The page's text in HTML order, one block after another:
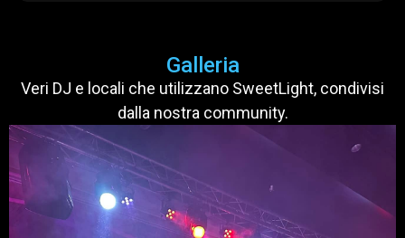
Galleria
Veri DJ e locali che utilizzano SweetLight, condivisi
dalla nostra community.